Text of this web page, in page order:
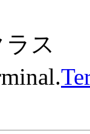
ラス